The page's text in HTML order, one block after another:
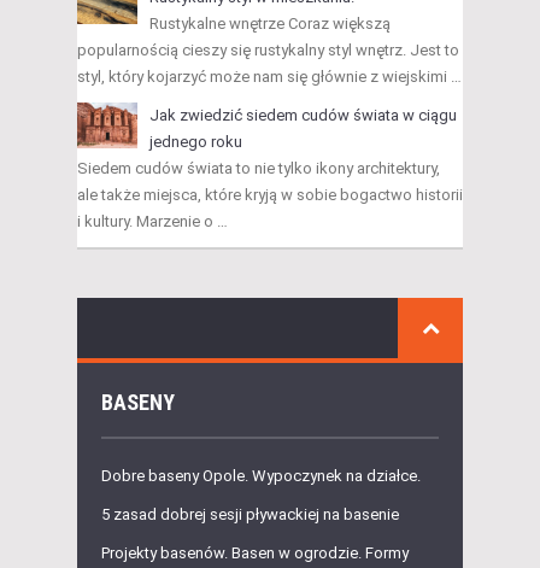
Rustykalne wnętrze Coraz większą
popularnością cieszy się rustykalny styl wnętrz. Jest to
styl, który kojarzyć może nam się głównie z wiejskimi …
Jak zwiedzić siedem cudów świata w ciągu
jednego roku
Siedem cudów świata to nie tylko ikony architektury,
ale także miejsca, które kryją w sobie bogactwo historii
i kultury. Marzenie o …
BASENY
Dobre baseny Opole. Wypoczynek na działce.
5 zasad dobrej sesji pływackiej na basenie
Projekty basenów. Basen w ogrodzie. Formy